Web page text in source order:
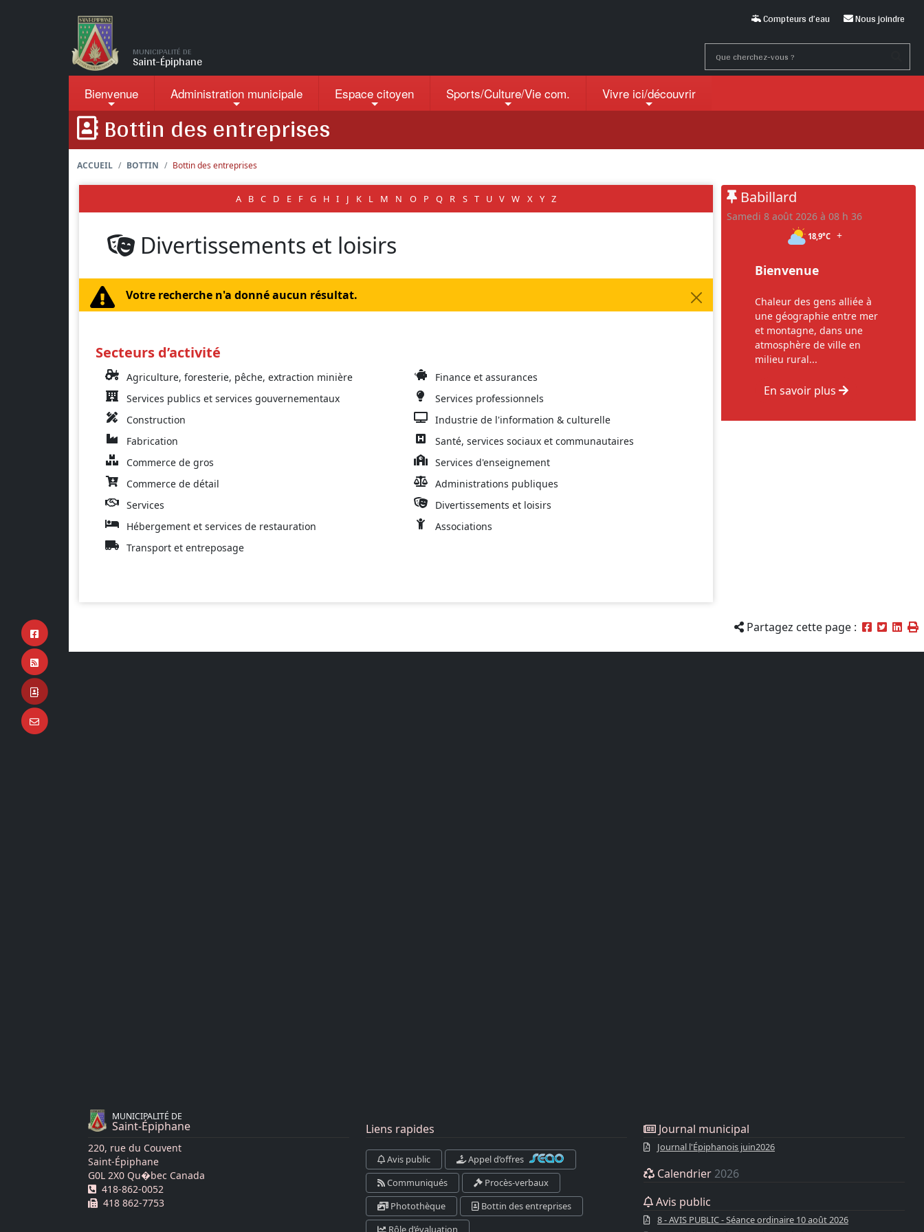
MUNICIPALITÉ DE
Saint-Épiphane
Compteurs d’eau Nous joindre
Bienvenue Administration municipale Espace citoyen Sports/Culture/Vie com. Vivre ici/découvrir
Bottin des entreprises
ACCUEIL BOTTIN Bottin des entreprises
A B C D E F G H I J K L M N O P Q R S T U V W X Y Z
Divertissements et loisirs
Votre recherche n'a donné aucun résultat.
Secteurs d’activité
Agriculture, foresterie, pêche, extraction minière
Services publics et services gouvernementaux
Construction
Fabrication
Commerce de gros
Commerce de détail
Services
Hébergement et services de restauration
Transport et entreposage
Finance et assurances
Services professionnels
Industrie de l'information & culturelle
Santé, services sociaux et communautaires
Services d'enseignement
Administrations publiques
Divertissements et loisirs
Associations
Babillard
samedi 8 août 2026 à 08 h 36
18,9°C +
Bienvenue
Chaleur des gens alliée à
une géographie entre mer
et montagne, dans une
atmosphère de ville en
milieu rural...
En savoir plus
Partagez cette page :
MUNICIPALITÉ DE
Saint-Épiphane
220, rue du Couvent
Saint-Épiphane
G0L 2X0 Qu�bec Canada
Téléphone :
418-862-0052
Télécopie :
418 862-7753
Liens rapides
Avis public
Appel d’offres
Communiqués
Procès-verbaux
Photothèque
Bottin des entreprises
Journal municipal
Journal l'Épiphanois juin2026
Calendrier 2026
Avis public
8 - AVIS PUBLIC - Séance ordinaire 10 août 2026